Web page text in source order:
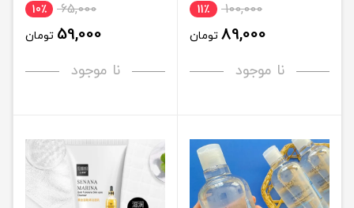
100,000 11٪
89,000 تومان
نا موجود
65,000 10٪
59,000 تومان
نا موجود